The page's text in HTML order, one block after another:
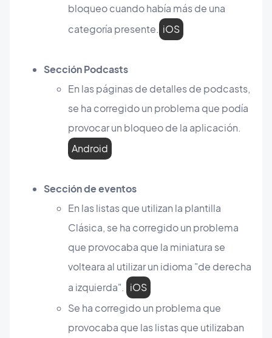
bloqueo cuando había más de una
categoría presente. iOS
Sección Podcasts
En las páginas de detalles de podcasts,
se ha corregido un problema que podía
provocar un bloqueo de la aplicación.
Android
Sección de eventos
En las listas que utilizan la plantilla
Clásica, se ha corregido un problema
que provocaba que la miniatura se
volteara al utilizar un idioma "de derecha
a izquierda". iOS
Se ha corregido un problema que
provocaba que las listas que utilizaban